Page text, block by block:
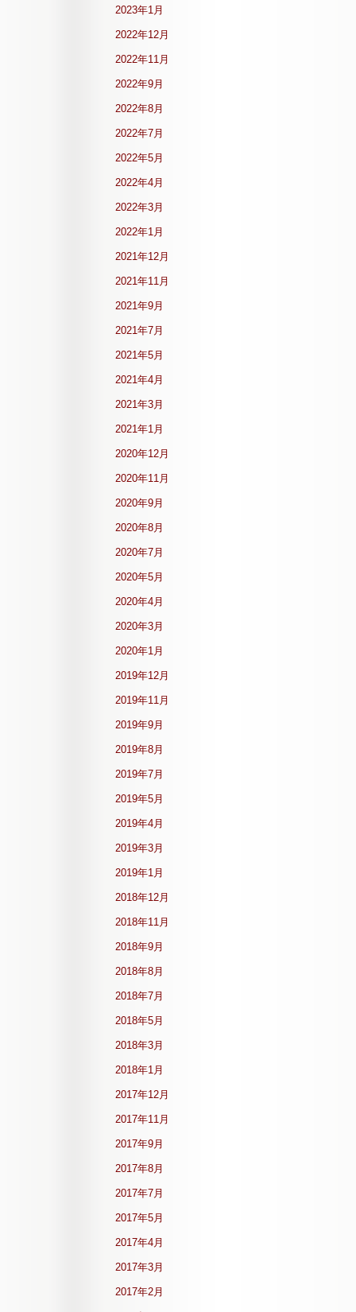
2023年1月
2022年12月
2022年11月
2022年9月
2022年8月
2022年7月
2022年5月
2022年4月
2022年3月
2022年1月
2021年12月
2021年11月
2021年9月
2021年7月
2021年5月
2021年4月
2021年3月
2021年1月
2020年12月
2020年11月
2020年9月
2020年8月
2020年7月
2020年5月
2020年4月
2020年3月
2020年1月
2019年12月
2019年11月
2019年9月
2019年8月
2019年7月
2019年5月
2019年4月
2019年3月
2019年1月
2018年12月
2018年11月
2018年9月
2018年8月
2018年7月
2018年5月
2018年3月
2018年1月
2017年12月
2017年11月
2017年9月
2017年8月
2017年7月
2017年5月
2017年4月
2017年3月
2017年2月